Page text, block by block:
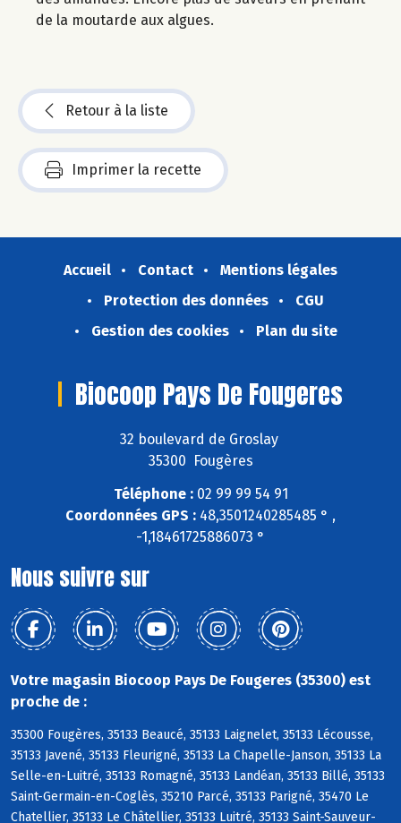
de la moutarde aux algues.
Retour à la liste
Imprimer la recette
Accueil Contact
Mentions légales
Protection des données
CGU
Gestion des cookies
Plan du site
Biocoop Pays De Fougeres
32 boulevard de Groslay
35300 Fougères
Téléphone :02 99 99 54 91
Coordonnées GPS : 48,3501240285485 ° ,
-1,18461725886073 °
Nous suivre sur
Votre magasin Biocoop Pays De Fougeres (35300) est
proche de :
35300 Fougères, 35133 Beaucé, 35133 Laignelet, 35133 Lécousse,
35133 Javené, 35133 Fleurigné, 35133 La Chapelle-Janson, 35133 La
Selle-en-Luitré, 35133 Romagné, 35133 Landéan, 35133 Billé, 35133
Saint-Germain-en-Coglès, 35210 Parcé, 35133 Parigné, 35470 Le
Chatellier, 35133 Le Châtellier, 35133 Luitré, 35133 Saint-Sauveur-